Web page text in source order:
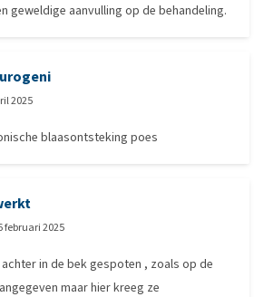
geweldige aanvulling op de behandeling.
2025
blaasontsteking poes
februari 2025
in de bek gespoten , zoals op de
maar hier kreeg ze